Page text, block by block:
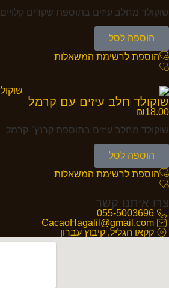
שוקולד מחלב עיזים בתוספת שקדים קלויים
הוספה לסל
הוספת לרשימת המשאלות
שוקולד חלב עיזים עם קרמל
₪18.00
שוקולד מחלב עיזים בתוספת קרנץ׳ קרמל
הוספה לסל
הוספת לרשימת המשאלות
צרו איתנו קשר
055-5003696
CacaoHagalil@gmail.com
קקאו הגליל, קיבוץ עברון